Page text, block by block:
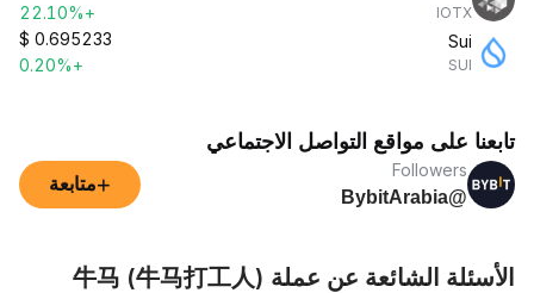
IOTX
+22.10%
Sui
SUI
$ 0.695233
+0.20%
تابعنا على مواقع التواصل الاجتماعي
Followers
@BybitArabia
+متابعة
الأسئلة الشائعة عن عملة 牛马 (牛马打工人)